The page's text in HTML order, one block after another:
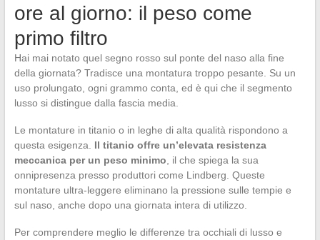
ore al giorno: il peso come
primo filtro
Hai mai notato quel segno rosso sul ponte del naso alla fine
della giornata? Tradisce una montatura troppo pesante. Su un
uso prolungato, ogni grammo conta, ed è qui che il segmento
lusso si distingue dalla fascia media.
Le montature in titanio o in leghe di alta qualità rispondono a
questa esigenza. Il titanio offre un’elevata resistenza
meccanica per un peso minimo , il che spiega la sua
onnipresenza presso produttori come Lindberg. Queste
montature ultra-leggere eliminano la pressione sulle tempie e
sul naso, anche dopo una giornata intera di utilizzo.
Per comprendere meglio le differenze tra occhiali di lusso e